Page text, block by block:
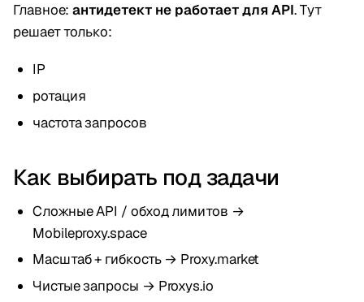
Главное:антидетект не работает для API. Тут
решает только:
IP
ротация
частота запросов
Как выбирать под задачи
Сложные API / обход лимитов →
Mobileproxy.space
Масштаб + гибкость → Proxy.market
Чистые запросы → Proxys.io